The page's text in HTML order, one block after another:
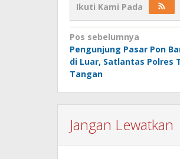
Ikuti Kami Pada
Navigasi
pos
Pos sebelumnya
Pengunjung Pasar Pon
di Luar, Satlantas Polres
Tangan
Jangan Lewatkan